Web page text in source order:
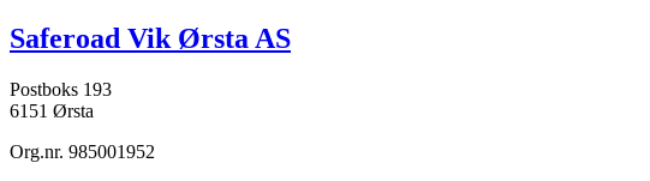
Saferoad Vik Ørsta AS
Postboks 193
6151 Ørsta
Org.nr. 985001952